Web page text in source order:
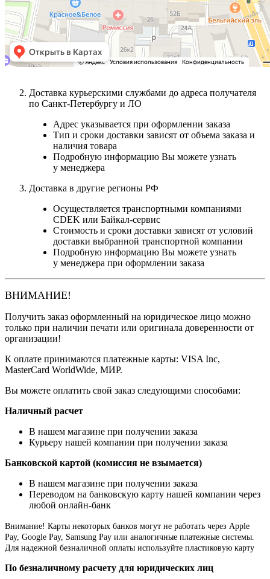
Доставка курьерскими службами до адреса получателя
по Санкт-Петербургу и ЛО
Адрес указывается при оформлении заказа
Тип и сроки доставки зависят от объема заказа и
наличия товара
Подробную информацию Вы можете узнать
у менеджера
Доставка в другие регионы РФ
Осуществляется транспортными компаниями
CDEK или Байкал-сервис
Стоимость и сроки доставки зависят от условий
доставки выбранной транспортной компании
Подробную информацию Вы можете узнать
у менеджера при оформлении заказа
ВНИМАНИЕ!
Получить заказ оформленный на юридическое лицо можно
только при наличии печати или оригинала доверенности от
организации!
К оплате принимаются платежные карты: VISA Inc,
MasterCard WorldWide, МИР.
Вы можете оплатить свой заказ следующими способами:
Наличный расчет
В нашем магазине при получении заказа
Курьеру нашей компании при получении заказа
Банковской картой (комиссия не взымается)
В нашем магазине при получении заказа
Переводом на банковскую карту нашей компании через
любой онлайн-банк
Внимание! Карты некоторых банков могут не работать через Apple
Pay, Google Pay, Samsung Pay или аналогичные платежные системы.
Для надежной безналичной оплаты используйте пластиковую карту
По безналичному расчету для юридических лиц